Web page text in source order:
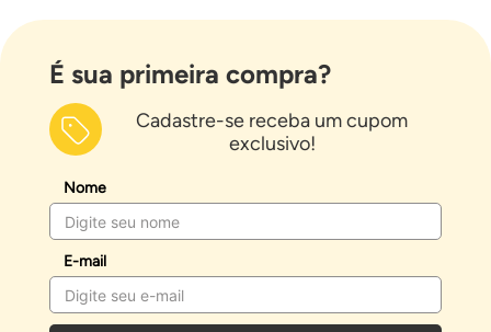
É sua primeira compra?
Cadastre-se receba um cupom
exclusivo!
Nome
E-mail